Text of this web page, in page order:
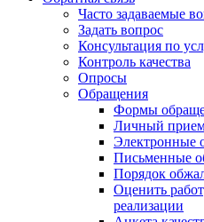
Часто задаваемые
Задать вопрос
Консультация по
Контроль качества
Опросы
Обращения
Формы
Личный
Электронные
Письменные
Порядок
Оценить
реализации